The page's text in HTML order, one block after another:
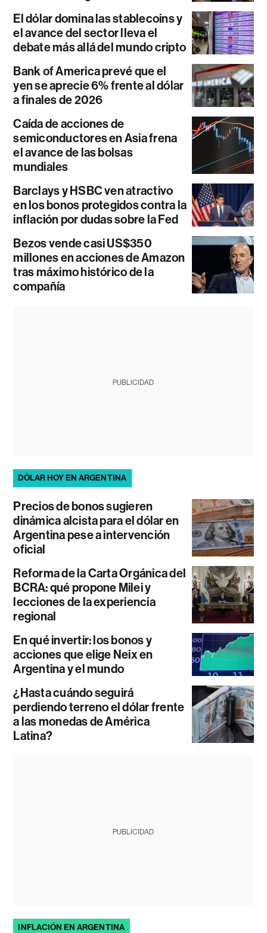
El dólar domina las stablecoins y
el avance del sector lleva el
debate más allá del mundo cripto
Bank of America prevé que el
yen se aprecie 6% frente al dólar
a finales de 2026
Caída de acciones de
semiconductores en Asia frena
el avance de las bolsas
mundiales
Barclays y HSBC ven atractivo
en los bonos protegidos contra la
inflación por dudas sobre la Fed
Bezos vende casi US$350
millones en acciones de Amazon
tras máximo histórico de la
compañía
PUBLICIDAD
DÓLAR HOY EN ARGENTINA
Precios de bonos sugieren
dinámica alcista para el dólar en
Argentina pese a intervención
oficial
Reforma de la Carta Orgánica del
BCRA: qué propone Milei y
lecciones de la experiencia
regional
En qué invertir: los bonos y
acciones que elige Neix en
Argentina y el mundo
¿Hasta cuándo seguirá
perdiendo terreno el dólar frente
a las monedas de América
Latina?
PUBLICIDAD
INFLACIÓN EN ARGENTINA